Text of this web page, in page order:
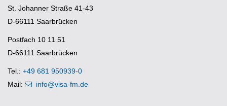
St. Johanner Straße 41-43
D-66111 Saarbrücken
Postfach 10 11 51
D-66111 Saarbrücken
Tel.: +49 681 950939-0
Mail:
info@visa-fm.de